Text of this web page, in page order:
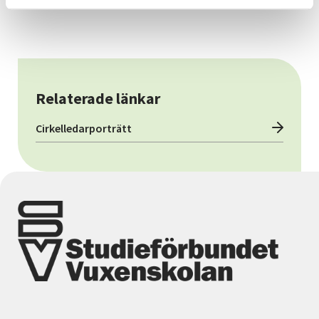
Relaterade länkar
Cirkelledarporträtt